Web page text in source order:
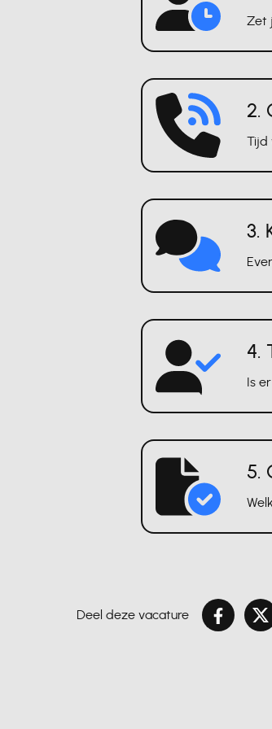
Zet
2.
Tijd
3.
4.
Is
5.
Deel deze vacature